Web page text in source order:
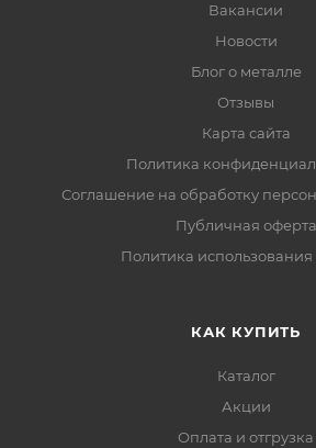
Вакансии
Новости
Блог о металле
Отзывы
Карта сайта
Политика
Соглашение на обработку
Публичная оферта
Политика использования
КАК КУПИТЬ
Каталог
Акции
Оплата и отгрузка